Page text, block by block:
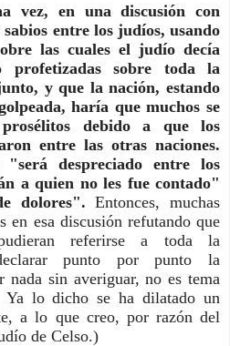
vez, en una discusión con
entre los judíos, usando
las cuales el judío decía
profetizadas sobre toda la
y que la nación, estando
haría que muchos se
debido a que los
entre las otras naciones.
despreciado entre los
a quien no les fue contado"
dolores". Entonces, muchas
en esa discusión refutando que
referirse a toda la
punto por punto la
nada sin averiguar, no es tema
Ya lo dicho se ha dilatado un
a lo que creo, por razón del
de Celso.)